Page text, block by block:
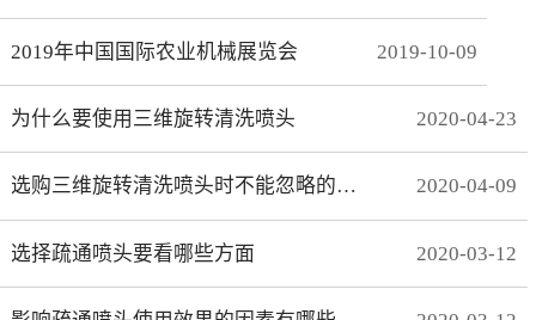
2019年中国国际农业机械展览会 2019-10-09
为什么要使用三维旋转清洗喷头 2020-04-23
选购三维旋转清洗喷头时不能忽略的事项有哪些 2020-04-09
选择疏通喷头要看哪些方面 2020-03-12